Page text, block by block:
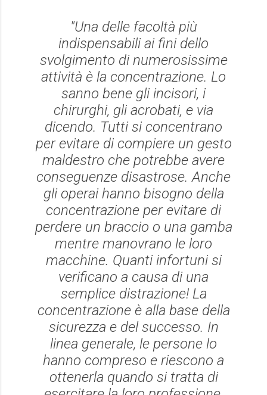
"Una delle facoltà più
indispensabili ai fini dello
svolgimento di numerosissime
attività è la concentrazione. Lo
sanno bene gli incisori, i
chirurghi, gli acrobati, e via
dicendo. Tutti si concentrano
per evitare di compiere un gesto
maldestro che potrebbe avere
conseguenze disastrose. Anche
gli operai hanno bisogno della
concentrazione per evitare di
perdere un braccio o una gamba
mentre manovrano le loro
macchine. Quanti infortuni si
verificano a causa di una
semplice distrazione! La
concentrazione è alla base della
sicurezza e del successo. In
linea generale, le persone lo
hanno compreso e riescono a
ottenerla quando si tratta di